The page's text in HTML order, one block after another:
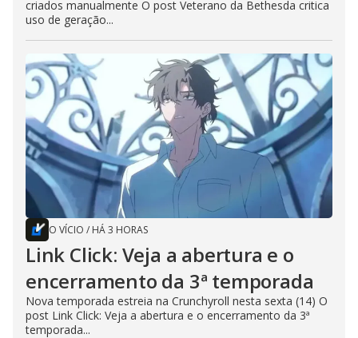
criados manualmente O post Veterano da Bethesda critica
uso de geração...
O VÍCIO / HÁ 3 HORAS
Link Click: Veja a abertura e o
encerramento da 3ª temporada
Nova temporada estreia na Crunchyroll nesta sexta (14) O
post Link Click: Veja a abertura e o encerramento da 3ª
temporada...